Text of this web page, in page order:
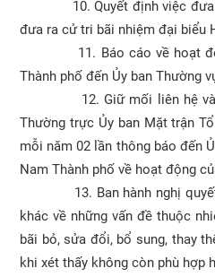
10. Quyết định việc đưa
đưa ra cử tri bãi nhiệm đại biểu
11. Báo cáo về hoạt
Thành phố đến Ủy ban Thường
12. Giữ mối liên hệ và
Thường trực Ủy ban Mặt trận
mỗi năm 02 lần thông báo đến
Nam Thành phố về hoạt động
13. Ban hành nghị quyết
khác về những vấn đề thuộc
bãi bỏ, sửa đổi, bổ sung, thay
khi xét thấy không còn phù hợp